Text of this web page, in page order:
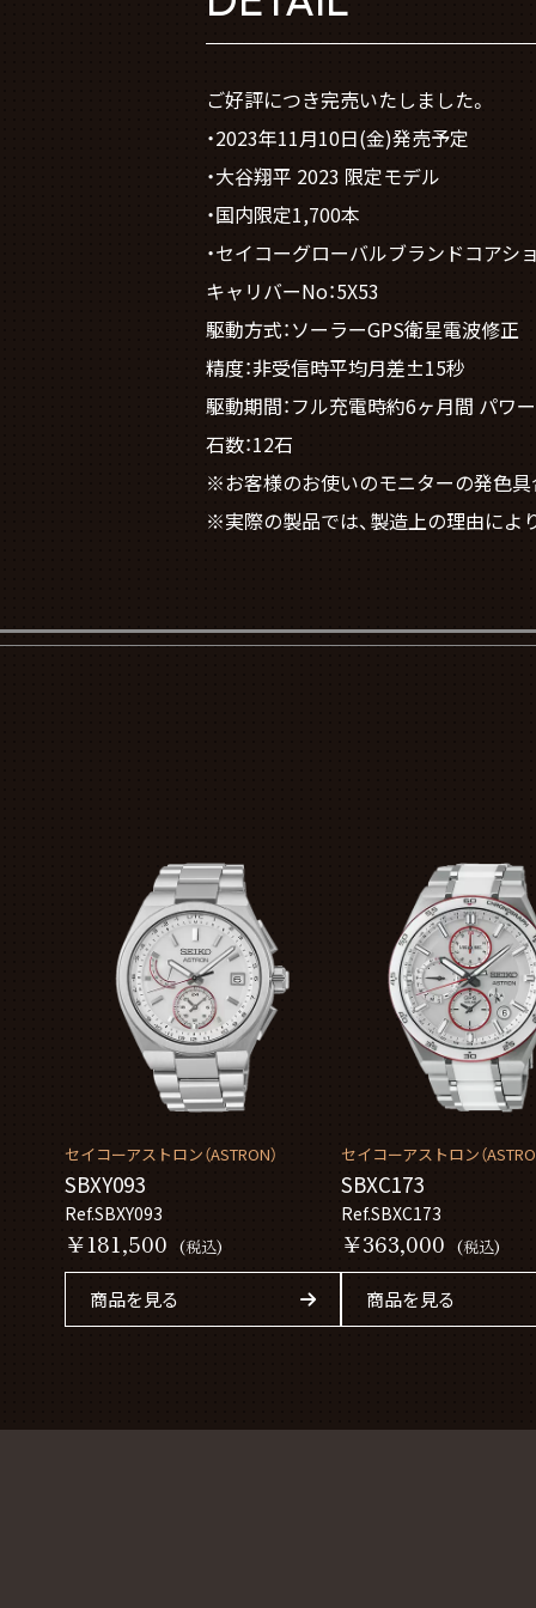
ご好評につき完売いたしました。
・2023年11月10日(金)発売予定
・大谷翔平 2023 限定モデル
・国内限定1,700本
・セイコーグローバルブランドコアシ
キャリバーNo：5X53
駆動方式：ソーラーGPS衛星電波修正
精度：非受信時平均月差±15秒
駆動期間：フル充電時約6ヶ月間 パワ
石数：12石
※お客様のお使いのモニターの発色具
※実際の製品では、製造上の理由によ
セイコーアストロン（ASTRON）
SBXY093
Ref.SBXY093
￥181,500 (税込)
商品を見る
セイコーアストロン（
SBXC173
Ref.SBXC173
￥363,000 (税込)
商品を見る